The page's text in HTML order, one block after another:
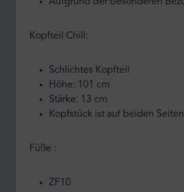
Kopfteil Chill:
Schlichtes Kopfteil
Höhe: 101 cm
Stärke: 13 cm
Kopfstück ist auf beiden
Füße :
ZF10